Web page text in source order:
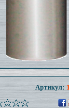
Артикул: